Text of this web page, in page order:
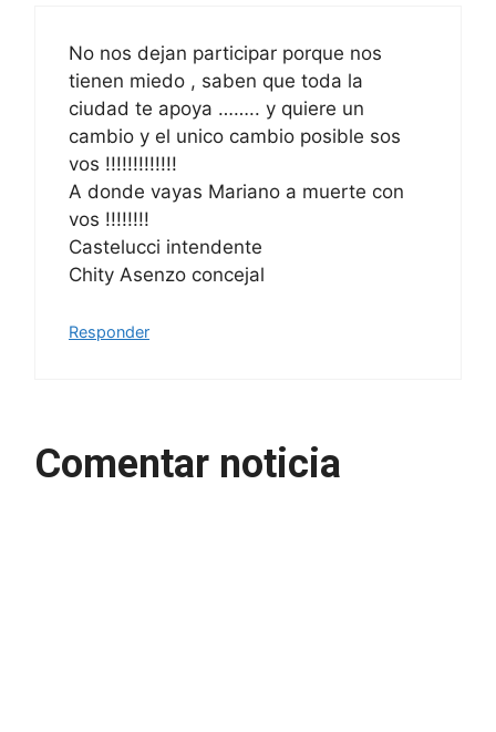
No nos dejan participar porque nos
tienen miedo , saben que toda la
ciudad te apoya …….. y quiere un
cambio y el unico cambio posible sos
vos !!!!!!!!!!!!!
A donde vayas Mariano a muerte con
vos !!!!!!!!
Castelucci intendente
Chity Asenzo concejal
Responder
Comentar noticia